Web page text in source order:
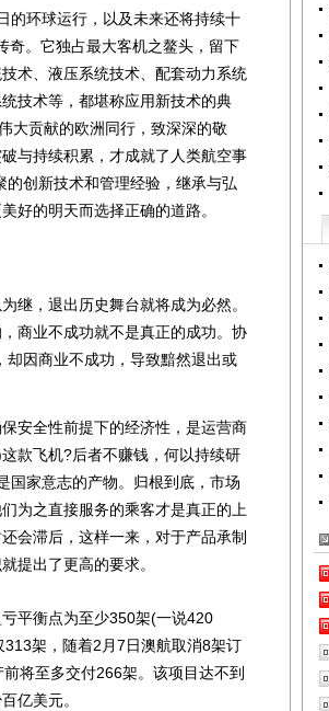
环球运行，以及未来还将持续十
奇。它独占最大客机之鳌头，留下
术、液压系统技术、配套动力系统
技术等，都堪称应用新技术的典
大贡献的欧洲同行，致深深的敬
与持续积累，才成就了人类航空事
创新技术和管理经验，继承与弘
好的明天而选择正确的道路。
，退出历史舞台就将成为必然。
商业不成功就不是真正的成功。协
因商业不成功，导致黯然退出或
安全性前提下的经济性，是运营商
款飞机?后者不赚钱，何以持续研
国家意志的产物。归根到底，市场
为之直接服务的乘客才是真正的上
会滞后，这样一来，对于产品承制
提出了更高的要求。
平衡点为至少350架(一说420
架，随着2月7日澳航取消8架订
将至多交付266架。该项目达不到
亿美元。